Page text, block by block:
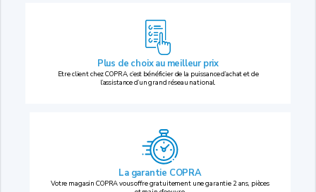
Plus de choix au meilleur prix
Etre client chez COPRA, c’est bénéficier de la puissance d’achat et de
l’assistance d’un grand réseau national.
La garantie COPRA
Votre magasin COPRA vous offre gratuitement une garantie 2 ans, pièces